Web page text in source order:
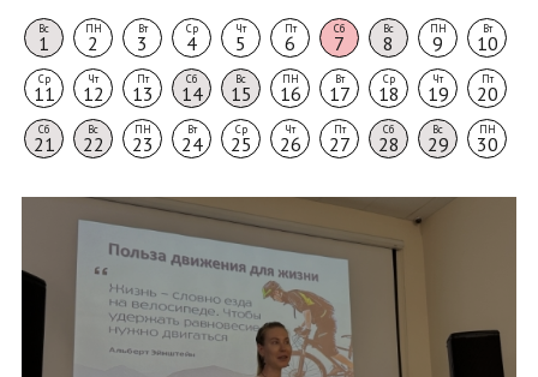
Вс
1
ПН
2
Вт
3
Ср
4
Чт
5
Пт
6
Сб
7
Вс
8
ПН
9
Вт
10
Ср
11
Чт
12
Пт
13
Сб
14
Вс
15
ПН
16
Вт
17
Ср
18
Чт
19
Пт
20
Сб
21
Вс
22
ПН
23
Вт
24
Ср
25
Чт
26
Пт
27
Сб
28
Вс
29
ПН
30